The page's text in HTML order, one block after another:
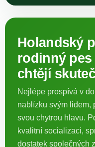
Holandský
rodinný
chtějí
Nejlépe prospívá v
nablízku svým lidem,
svou chytrou hlavu.
kvalitní socializaci,
dostatek společných